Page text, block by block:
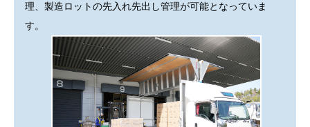
理、製造ロットの先入れ先出し管理が可能となっていま
す。